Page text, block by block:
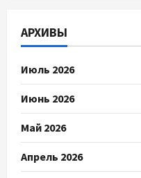
АРХИВЫ
Июль 2026
Июнь 2026
Май 2026
Апрель 2026